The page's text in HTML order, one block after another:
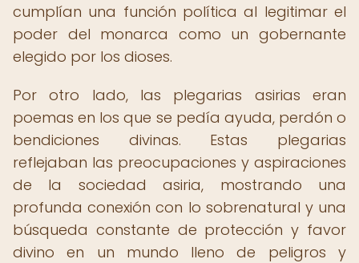
cumplían una función política al legitimar el
poder del monarca como un gobernante
elegido por los dioses.
Por otro lado, las plegarias asirias eran
poemas en los que se pedía ayuda, perdón o
bendiciones divinas. Estas plegarias
reflejaban las preocupaciones y aspiraciones
de la sociedad asiria, mostrando una
profunda conexión con lo sobrenatural y una
búsqueda constante de protección y favor
divino en un mundo lleno de peligros y